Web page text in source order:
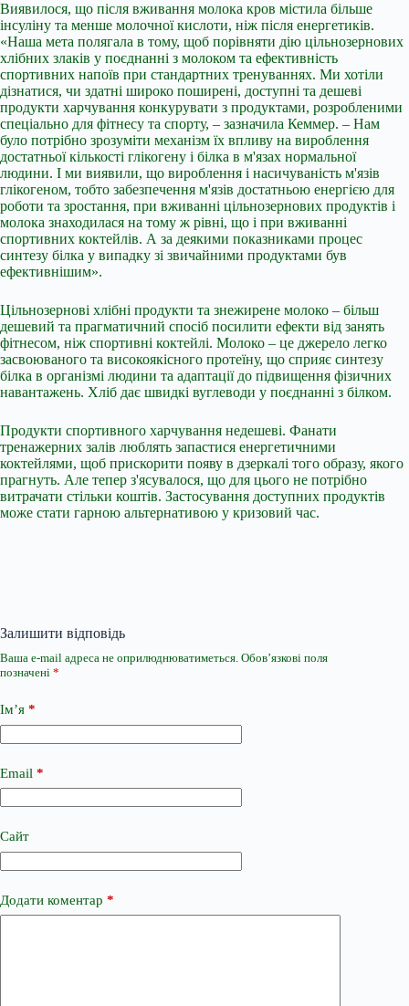
Виявилося, що після вживання молока кров містила більше
інсуліну та менше молочної кислоти, ніж після енергетиків.
«Наша мета полягала в тому, щоб порівняти дію цільнозернових
хлібних злаків у поєднанні з молоком та ефективність
спортивних напоїв при стандартних тренуваннях. Ми хотіли
дізнатися, чи здатні широко поширені, доступні та дешеві
продукти харчування конкурувати з продуктами, розробленими
спеціально для фітнесу та спорту, – зазначила Кеммер. – Нам
було потрібно зрозуміти механізм їх впливу на вироблення
достатньої кількості глікогену і білка в м'язах нормальної
людини. І ми виявили, що вироблення і насичуваність м'язів
глікогеном, тобто забезпечення м'язів достатньою енергією для
роботи та зростання, при вживанні цільнозернових продуктів і
молока знаходилася на тому ж рівні, що і при вживанні
спортивних коктейлів. А за деякими показниками процес
синтезу білка у випадку зі звичайними продуктами був
ефективнішим».
Цільнозернові хлібні продукти та знежирене молоко – більш
дешевий та прагматичний спосіб посилити ефекти від занять
фітнесом, ніж спортивні коктейлі. Молоко – це джерело легко
засвоюваного та високоякісного протеїну, що сприяє синтезу
білка в організмі людини та адаптації до підвищення фізичних
навантажень. Хліб дає швидкі вуглеводи у поєднанні з білком.
Продукти спортивного харчування недешеві. Фанати
тренажерних залів люблять запастися енергетичними
коктейлями, щоб прискорити появу в дзеркалі того образу, якого
прагнуть. Але тепер з'ясувалося, що для цього не потрібно
витрачати стільки коштів. Застосування доступних продуктів
може стати гарною альтернативою у кризовий час.
Залишити відповідь
Ваша e-mail адреса не оприлюднюватиметься. Обов’язкові поля
позначені *
Ім’я *
Email *
Сайт
Додати коментар *